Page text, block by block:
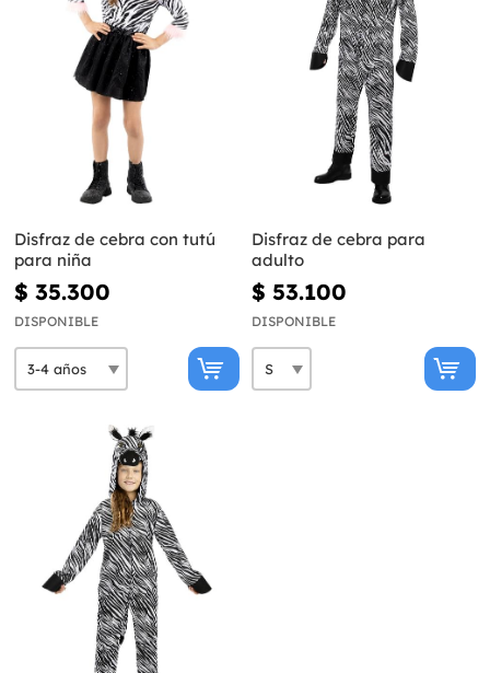
Disfraz de cebra con tutú
para niña
$ 35.300
DISPONIBLE
Disfraz de cebra para
adulto
$ 53.100
DISPONIBLE